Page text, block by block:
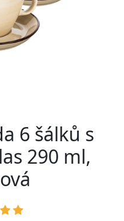
6 šálků s
290 ml,